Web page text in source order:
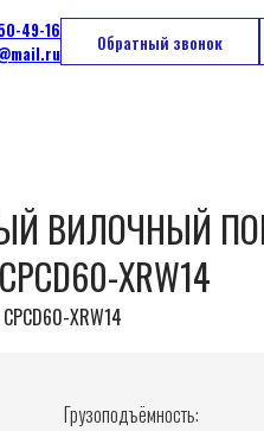
49-16
Обратный звонок
ВИЛОЧНЫЙ
XRW14
CPCD60-XRW14
Грузоподъёмность: